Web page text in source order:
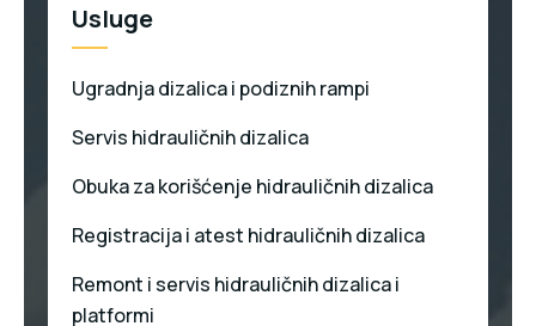
Usluge
Ugradnja dizalica i podiznih rampi
Servis hidrauličnih dizalica
Obuka za korišćenje hidrauličnih dizalica
Registracija i atest hidrauličnih dizalica
Remont i servis hidrauličnih dizalica i
platformi